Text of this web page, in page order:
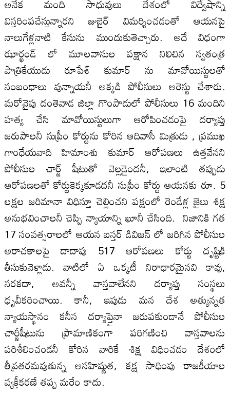
విస్తరింపచేస్తున్నారని జుబైర్ విమర్శించడంతో ఆయనపై
నాలుగేళ్లనాటి కేసును ముందుకుతెచ్చారు. అదే విధంగా
ఝార్ఖండ్ లో మూలవాసుల పక్షాన నిలిచిన స్వతంత్ర
పాత్రికేయుడు రూపేశ్ కుమార్ ను మావోయిస్టులతో
సంబంధాలు వున్నాయనీ అక్కడి పోలీసులు అరెస్టు చేశారు.
మరోవైపు దంతెవాడ జిల్లా గొంపాడులో పోలీసులు 16 మందిని
హత్య చేసి మావోయిస్టులుగా ఆరోపించడంపై దర్యాప్తు
జరుపాలనీ సుప్రీం కోర్టును కోరిన ఆదివాసీ మిత్రుడు , ప్రముఖ
గాంధేయవాది హిమాంశు కుమార్ ఆరోపణలు ఉత్తవేనని
పోలీసుల చార్జ్ షీటుతో వెల్లడైందనీ, ఇలాంటి తప్పుడు
ఆరోపణలతో కోర్టుకెక్కకూడదనీ సుప్రీం కోర్టు ఆయనకు రూ. 5
లక్షల జరిమానా విధిస్తూ చెల్లించని పక్షంలో రెండేళ్ల జైలు శిక్ష
అనుభవించాలనీ చెప్పి న్యాయాన్ని ఖూనీ చేసింది. నిజానికి గత
17 సంవత్సరాలలో ఆయన బస్తర్ డివిజన్ లో జరిగిన పోలీసుల
అరాచకాలపై దాదాపు 517 ఆరోపణలు కోర్టు దృష్టికి
తీసుకువెళ్లాడు. వాటిలో ఏ ఒక్కటీ నిరాధారమైనవి కావు,
సరకదా, అవన్నీ వాస్తవాలేనని దర్యాప్తు సంస్థలు
ధృవీకరించాయి. కానీ, ఇపుడు మన దేశ అత్యున్నత
న్యాయస్థానం కనీస దర్యాప్తైనా జరుపకుండానే పోలీసుల
చార్జీషీటును ప్రామాణికంగా పరిగణించి వాస్తవాలను
పరిశీలించండనీ కోరిన వారికే శిక్ష విధించడం దేశంలో
తీవ్రతరమవుతున్న అసహిష్ణుత, కక్ష సాధింపు రాజకీయాల
వ్యక్తీకరణే తప్ప మరేం కాదు.